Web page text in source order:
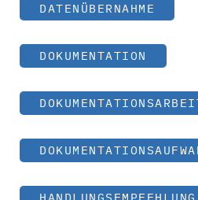
DATENÜBERNAHME
DOKUMENTATION